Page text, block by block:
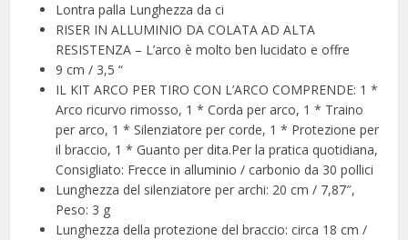
Lontra palla Lunghezza da ci
RISER IN ALLUMINIO DA COLATA AD ALTA
RESISTENZA – L’arco è molto ben lucidato e offre
9 cm / 3,5 “
IL KIT ARCO PER TIRO CON L’ARCO COMPRENDE: 1 *
Arco ricurvo rimosso, 1 * Corda per arco, 1 * Traino
per arco, 1 * Silenziatore per corde, 1 * Protezione per
il braccio, 1 * Guanto per dita.Per la pratica quotidiana,
Consigliato: Frecce in alluminio / carbonio da 30 pollici
Lunghezza del silenziatore per archi: 20 cm / 7,87″,
Peso: 3 g
Lunghezza della protezione del braccio: circa 18 cm /